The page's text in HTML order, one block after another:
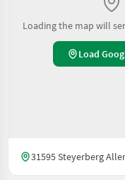
Loading the map will
Load
31595 Steyerberg